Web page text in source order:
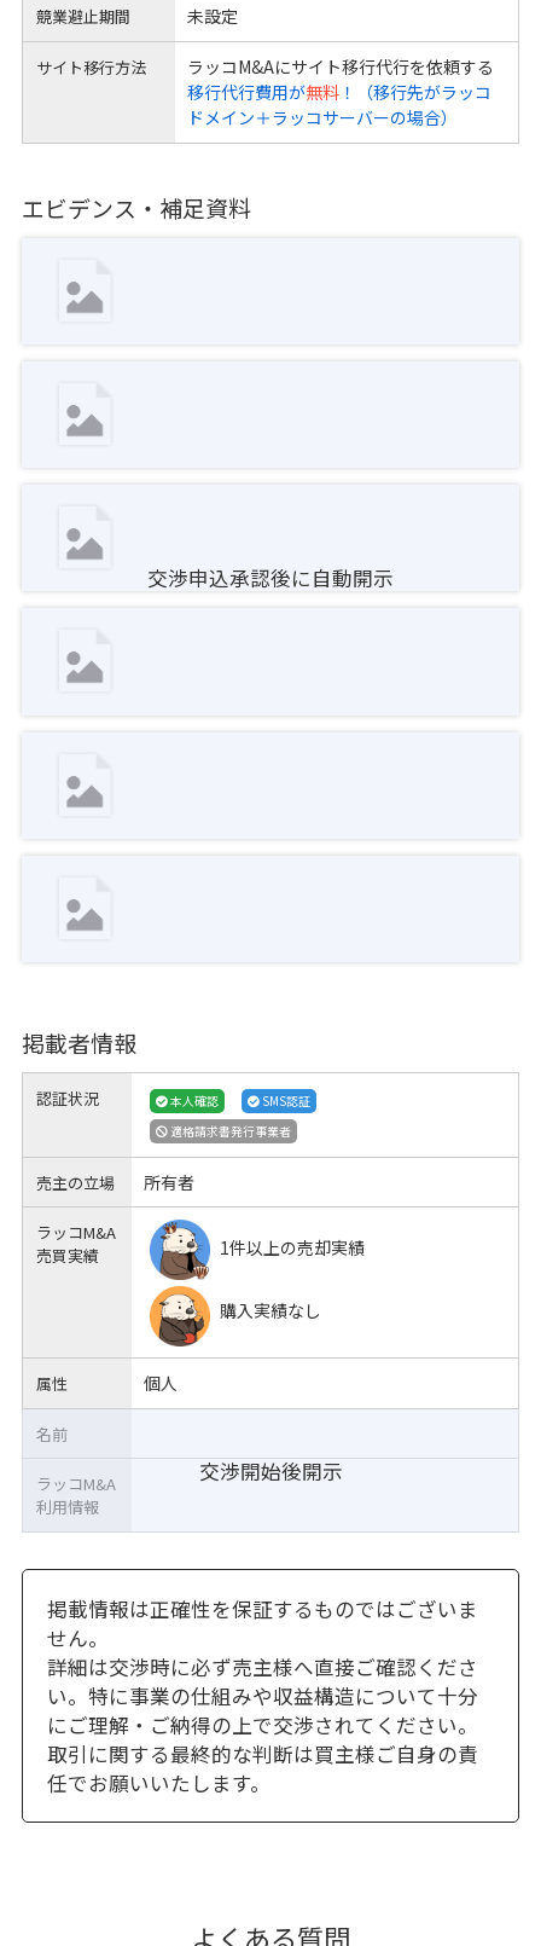
競業避止期間 未設定
サイト移行方法
ラッコM&Aにサイト移行代行を依頼する
移行代行費用が無料！（移行先がラッコ
ドメイン＋ラッコサーバーの場合）
エビデンス・補足資料
交渉申込承認後に自動開示
掲載者情報
認証状況 本人確認
SMS認証
適格請求書発行事業者
売主の立場 所有者
ラッコM&A
売買実績
1件以上の売却実績
購入実績なし
属性 個人
交渉開始後開示
名前
ラッコM&A
利用情報
掲載情報は正確性を保証するものではございま
せん。
詳細は交渉時に必ず売主様へ直接ご確認くださ
い。特に事業の仕組みや収益構造について十分
にご理解・ご納得の上で交渉されてください。
取引に関する最終的な判断は買主様ご自身の責
任でお願いいたします。
よくある質問